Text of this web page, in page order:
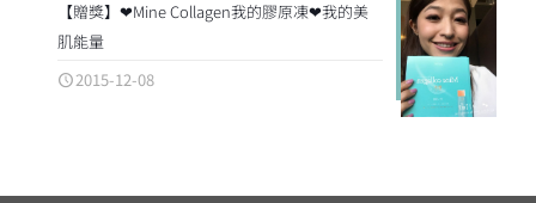
【贈獎】❤Mine Collagen我的膠原凍❤我的美
肌能量
2015-12-08